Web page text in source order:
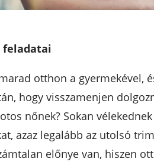
feladatai
otthon a gyermekével,
hogy visszamenjen
nőnek? Sokan
azaz legalább az utolsó
előnye van, hiszen